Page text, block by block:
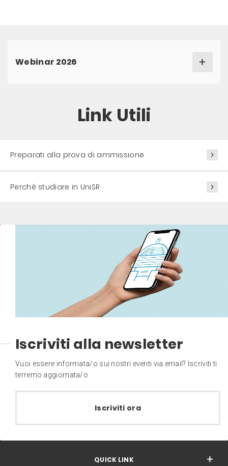
Webinar 2026
Link Utili
Preparati alla prova di ammissione
Perchè studiare in UniSR
Iscriviti alla newsletter
Vuoi essere informata/o sui nostri eventi via email? Iscriviti ti
terremo aggiornata/o
Iscriviti ora
QUICK LINK